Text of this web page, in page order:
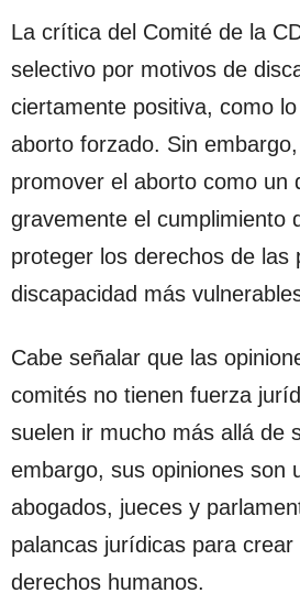
La crítica del Comité de la
selectivo por motivos de
ciertamente positiva, como
aborto forzado. Sin
promover el aborto como un
gravemente el cumplimiento
proteger los derechos de las
discapacidad más
Cabe señalar que las
comités no tienen fuerza
suelen ir mucho más allá de
embargo, sus opiniones son
abogados, jueces y
palancas jurídicas para
derechos humanos.